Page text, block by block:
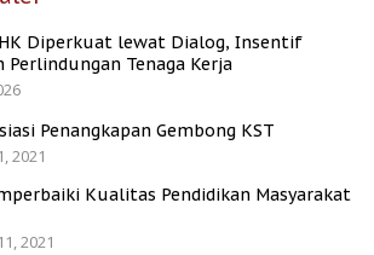
Diperkuat lewat Dialog, Insentif
Perlindungan Tenaga Kerja
Penangkapan Gembong KST
2021
Kualitas Pendidikan Masyarakat
2021